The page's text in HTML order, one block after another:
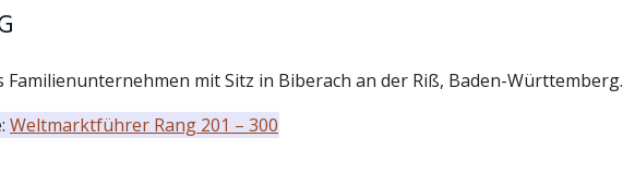
Familienunternehmen mit Sitz in Biberach an der Riß, Baden-Württemberg.
Weltmarktführer Rang 201 – 300